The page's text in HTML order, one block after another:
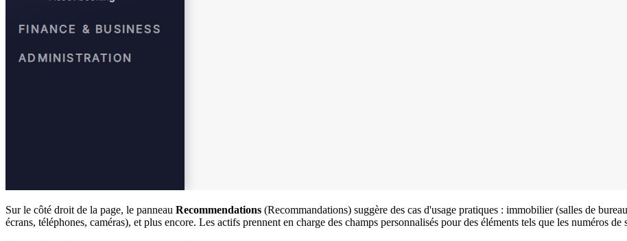
Sur le côté droit de la page, le panneau Recommendations (Recommandations) suggère des cas d'usage pratiques : immobilier (salles de
écrans, téléphones, caméras), et plus encore. Les actifs prennent en charge des champs personnalisés pour des éléments tels que les numéros